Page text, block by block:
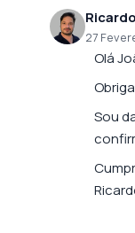
27
Olá
Sou